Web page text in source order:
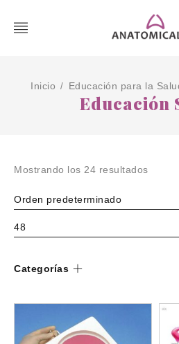
Inicio / Educación para la
Educación
Mostrando los 24 resultados
Orden predeterminado
48
Categorías